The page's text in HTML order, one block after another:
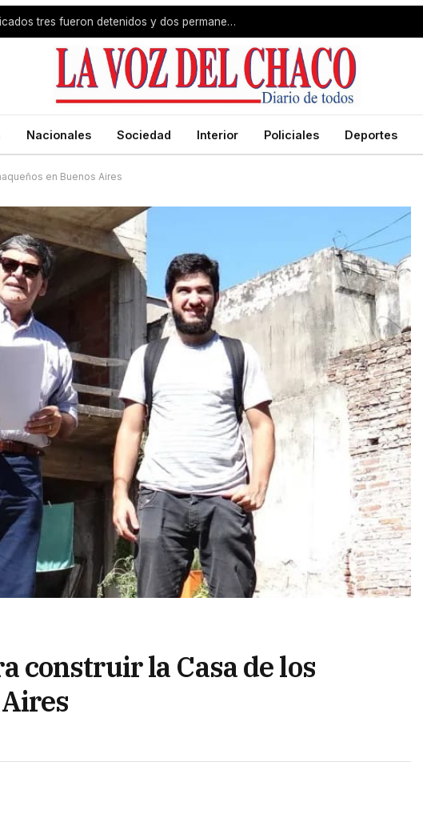
Caso EXEN: de los cinco implicados tres fueron detenidos y dos permanecen fuera del país
Nacionales Sociedad Interior Policiales Deportes
en Buenos Aires
construir la Casa de los